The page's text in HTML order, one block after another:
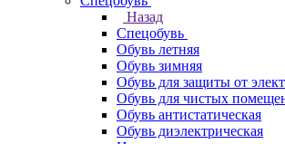
Назад
Спецобувь
Обувь летняя
Обувь зимняя
Обувь для защиты от
Обувь для чистых
Обувь антистатическая
Обувь диэлектрическая